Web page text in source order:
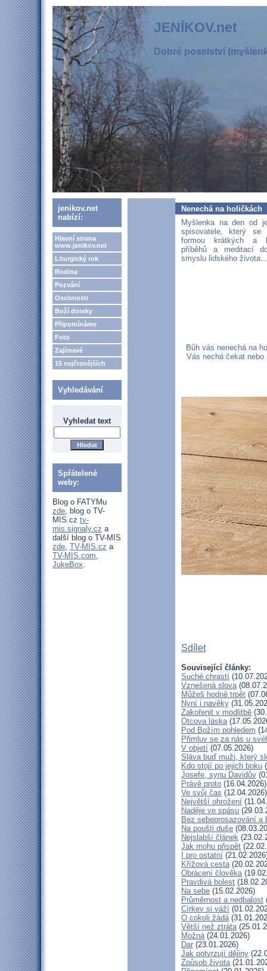
JENÍKOV.net
Dobré poselství
jenikov.net
nabízí:
Hlavní strana
www.jenikov.net
Liturgický rok
Rodina
Pozvání
Osobnosti
Boží doteky
Připomínáme
Foto
Zajímavé
15 nejčtenějších
Vyhledávání
Vyhledat text
Spřátelené
weby:
Blog o FATYMu
zde, blog o TV-
MIS.cz tv-
mis.signaly.cz a
další blog o TV-MIS
zde, TV-MIS.cz a
TV-MIS.com,
JukeBox.
Nenechá na holičkách
Myšlenka na den od
spisovatele, který se
formou krátkých a
příběhů a meditací
smyslu lidského života...
Bůh vás nenechá na
Vás nechá čekat nebo
Sdílet
Související články:
Suché chrastí
Vznešená slova
Můžeš hodně trpět
Nyní i navěky
Zakořenit v modlitbě
Otcova láska
Pod Božím pohledem
Přimluv se za nás u
V objetí (07.05.2026)
Sláva buď muži, který
Kdo stojí po jejich boku
Josefe, synu Davidův
Právě proto (16.04.2026)
Ve svůj čas (12.04.2026)
Největší ohrožení
Naděje ve spásu
Bez sebeprosazování a
Na poušti duše
Nejslabší článek
Jak mohu přispět
I pro ostatní
Křížová cesta
Obrácení člověka
Pravdivá bolest
Na sebe (15.02.2026)
Průměrnost a nedbalost
Církev si váží
O cokoli žádá
Větší než ztráta
Možná(24.01.2026)
Dar (23.01.2026)
Jak potvrzují dějiny
Způsob života